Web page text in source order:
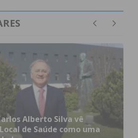
Alberto Silva vê
de Saúde como uma